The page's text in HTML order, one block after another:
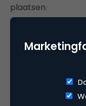
plaatsen.
Gerelateerde